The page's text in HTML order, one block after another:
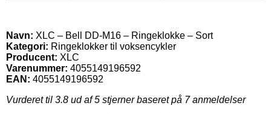
Navn: XLC – Bell DD-M16 – Ringeklokke – Sort
Kategori: Ringeklokker til voksencykler
Producent: XLC
Varenummer: 4055149196592
EAN: 4055149196592
Vurderet til 3.8 ud af 5 stjerner baseret på 7anmeldelser